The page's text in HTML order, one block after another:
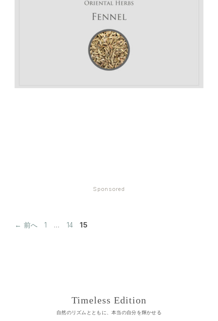
Sponsored
← 前へ
ペ
1 …
ペ
14
ペ
15
Timeless Edition
自然のリズムとともに、本当の自分を輝かせる